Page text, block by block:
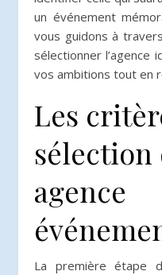
un événement
vous guidons à
sélectionner l’agence
vos ambitions tout en
Les
sélection
agence
La première étape